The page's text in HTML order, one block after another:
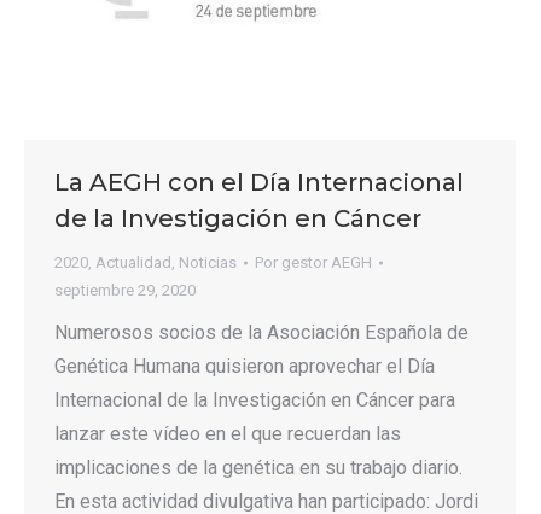
La AEGH con el Día Internacional
de la Investigación en Cáncer
2020, Actualidad , Noticias Por gestor AEGH
septiembre 29, 2020
Numerosos socios de la Asociación Española de
Genética Humana quisieron aprovechar el Día
Internacional de la Investigación en Cáncer para
lanzar este vídeo en el que recuerdan las
implicaciones de la genética en su trabajo diario.
En esta actividad divulgativa han participado: Jordi